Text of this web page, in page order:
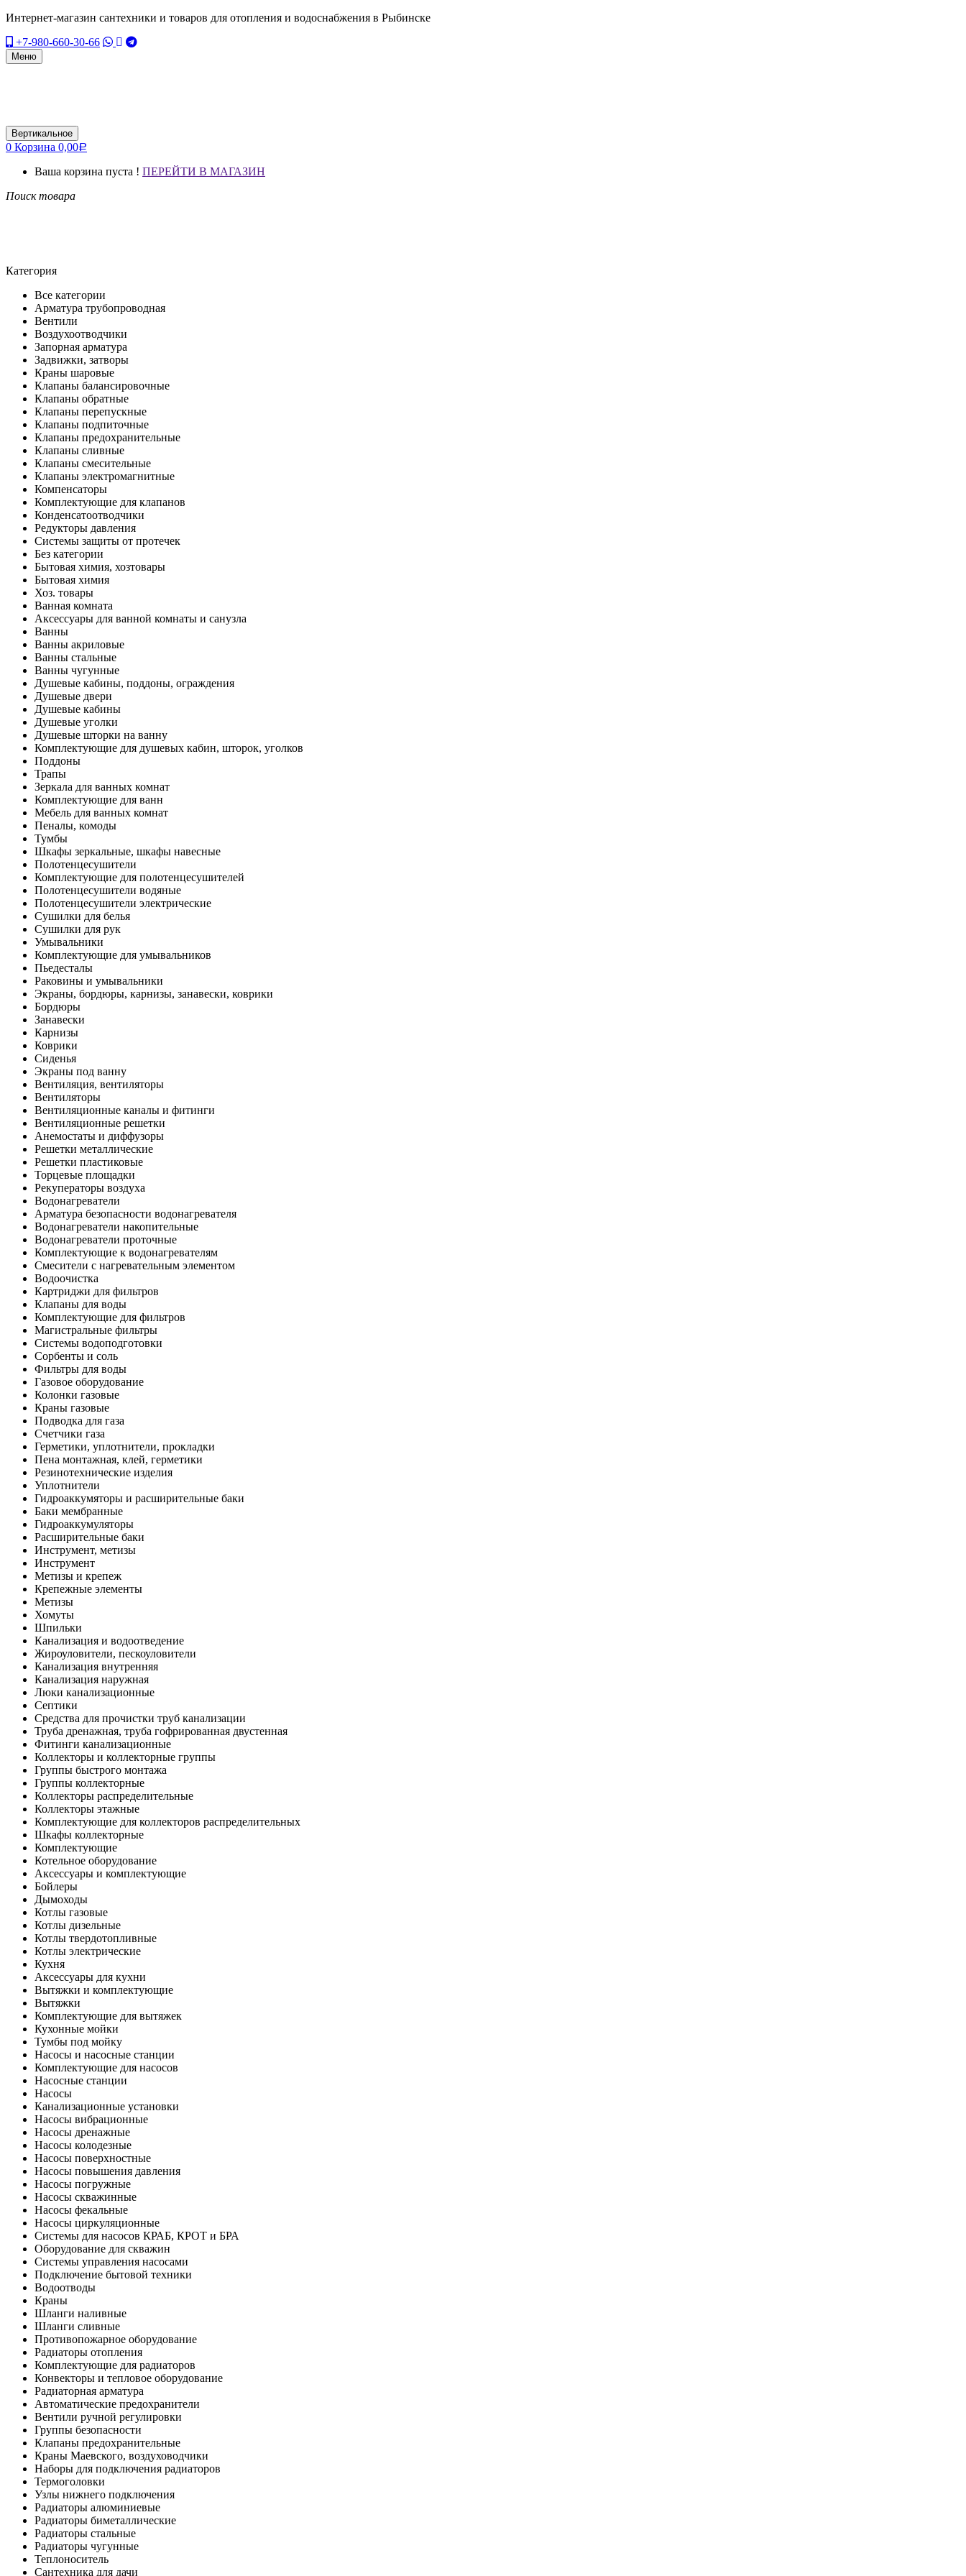
Интернет-магазин сантехники и товаров для отопления и водоснабжения в Рыбинске
+7-980-660-30-66
Меню
Вертикальное
0 Корзина 0,00Р
Ваша корзина пуста ! ПЕРЕЙТИ В МАГАЗИН
Поиск товара
Категория
Все категории
Арматура трубопроводная
Вентили
Воздухоотводчики
Запорная арматура
Задвижки, затворы
Краны шаровые
Клапаны балансировочные
Клапаны обратные
Клапаны перепускные
Клапаны подпиточные
Клапаны предохранительные
Клапаны сливные
Клапаны смесительные
Клапаны электромагнитные
Компенсаторы
Комплектующие для клапанов
Конденсатоотводчики
Редукторы давления
Системы защиты от протечек
Без категории
Бытовая химия, хозтовары
Бытовая химия
Хоз. товары
Ванная комната
Аксессуары для ванной комнаты и санузла
Ванны
Ванны акриловые
Ванны стальные
Ванны чугунные
Душевые кабины, поддоны, ограждения
Душевые двери
Душевые кабины
Душевые уголки
Душевые шторки на ванну
Комплектующие для душевых кабин, шторок, уголков
Поддоны
Трапы
Зеркала для ванных комнат
Комплектующие для ванн
Мебель для ванных комнат
Пеналы, комоды
Тумбы
Шкафы зеркальные, шкафы навесные
Полотенцесушители
Комплектующие для полотенцесушителей
Полотенцесушители водяные
Полотенцесушители электрические
Сушилки для белья
Сушилки для рук
Умывальники
Комплектующие для умывальников
Пьедесталы
Раковины и умывальники
Экраны, бордюры, карнизы, занавески, коврики
Бордюры
Занавески
Карнизы
Коврики
Сиденья
Экраны под ванну
Вентиляция, вентиляторы
Вентиляторы
Вентиляционные каналы и фитинги
Вентиляционные решетки
Анемостаты и диффузоры
Решетки металлические
Решетки пластиковые
Торцевые площадки
Рекуператоры воздуха
Водонагреватели
Арматура безопасности водонагревателя
Водонагреватели накопительные
Водонагреватели проточные
Комплектующие к водонагревателям
Смесители с нагревательным элементом
Водоочистка
Картриджи для фильтров
Клапаны для воды
Комплектующие для фильтров
Магистральные фильтры
Системы водоподготовки
Сорбенты и соль
Фильтры для воды
Газовое оборудование
Колонки газовые
Краны газовые
Подводка для газа
Счетчики газа
Герметики, уплотнители, прокладки
Пена монтажная, клей, герметики
Резинотехнические изделия
Уплотнители
Гидроаккумяторы и расширительные баки
Баки мембранные
Гидроаккумуляторы
Расширительные баки
Инструмент, метизы
Инструмент
Метизы и крепеж
Крепежные элементы
Метизы
Хомуты
Шпильки
Канализация и водоотведение
Жироуловители, пескоуловители
Канализация внутренняя
Канализация наружная
Люки канализационные
Септики
Средства для прочистки труб канализации
Труба дренажная, труба гофрированная двустенная
Фитинги канализационные
Коллекторы и коллекторные группы
Группы быстрого монтажа
Группы коллекторные
Коллекторы распределительные
Коллекторы этажные
Комплектующие для коллекторов распределительных
Шкафы коллекторные
Комплектующие
Котельное оборудование
Аксессуары и комплектующие
Бойлеры
Дымоходы
Котлы газовые
Котлы дизельные
Котлы твердотопливные
Котлы электрические
Кухня
Аксессуары для кухни
Вытяжки и комплектующие
Вытяжки
Комплектующие для вытяжек
Кухонные мойки
Тумбы под мойку
Насосы и насосные станции
Комплектующие для насосов
Насосные станции
Насосы
Канализационные установки
Насосы вибрационные
Насосы дренажные
Насосы колодезные
Насосы поверхностные
Насосы повышения давления
Насосы погружные
Насосы скважинные
Насосы фекальные
Насосы циркуляционные
Системы для насосов КРАБ, КРОТ и БРА
Оборудование для скважин
Системы управления насосами
Подключение бытовой техники
Водоотводы
Краны
Шланги наливные
Шланги сливные
Противопожарное оборудование
Радиаторы отопления
Комплектующие для радиаторов
Конвекторы и тепловое оборудование
Радиаторная арматура
Автоматические предохранители
Вентили ручной регулировки
Группы безопасности
Клапаны предохранительные
Краны Маевского, воздуховодчики
Наборы для подключения радиаторов
Термоголовки
Узлы нижнего подключения
Радиаторы алюминиевые
Радиаторы биметаллические
Радиаторы стальные
Радиаторы чугунные
Теплоноситель
Сантехника для дачи